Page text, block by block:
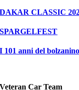
DAKAR CLASSIC
SPARGELFEST
I 101 anni del
Veteran Car Team